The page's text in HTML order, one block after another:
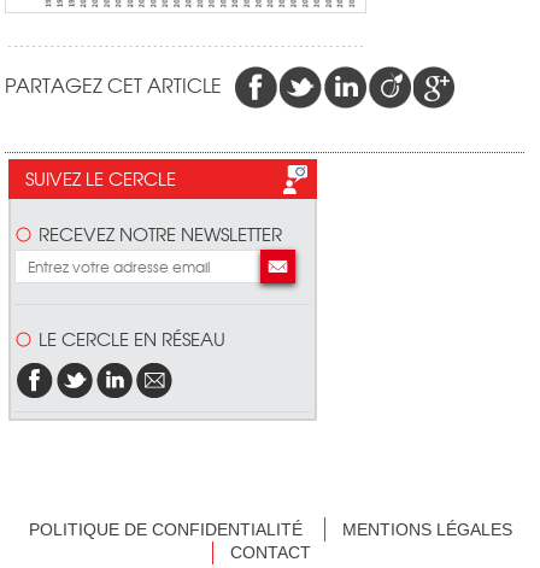
PARTAGEZ CET ARTICLE
SUIVEZ LE CERCLE
RECEVEZ NOTRE NEWSLETTER
LE CERCLE EN RÉSEAU
POLITIQUE DE CONFIDENTIALITÉ
MENTIONS LÉGALES
CONTACT